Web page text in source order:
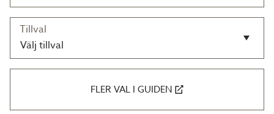
Tillval
Välj tillval
FLER VAL I GUIDEN